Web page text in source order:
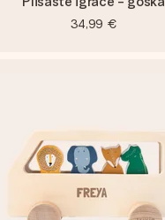
34,99 €